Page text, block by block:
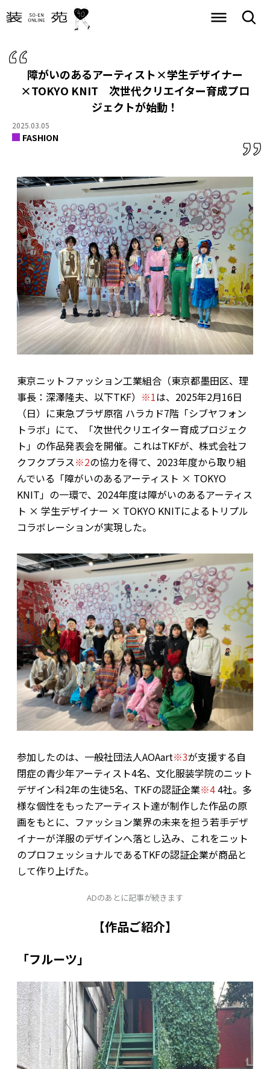
障がいのあるアーティスト×学生デザイナー
×TOKYO KNIT 次世代クリエイター育成プロ
ジェクトが始動！
2025.03.05
FASHION
東京ニットファッション工業組合（東京都墨田区、理
事長：深澤隆夫、以下TKF） ※1は、2025年2月16日
（日）に東急プラザ原宿 ハラカド7階「シブヤフォン
トラボ」にて、「次世代クリエイター育成プロジェク
ト」の作品発表会を開催。これはTKFが、株式会社フ
クフクプラス※2の協力を得て、2023年度から取り組
んでいる「障がいのあるアーティスト × TOKYO
KNIT」の一環で、2024年度は障がいのあるアーティス
ト × 学生デザイナー × TOKYO KNITによるトリプル
コラボレーションが実現した。
参加したのは、​​一般社団法人AOAart※3が支援する自
閉症の青少年アーティスト4名、文化服装学院のニット
デザイン科2年の生徒5名、TKFの認証企業※44社。多
様な個性をもったアーティスト達が制作した作品の原
画をもとに、ファッション業界の未来を担う若手デザ
イナーが洋服のデザインへ落とし込み、これをニット
のプロフェッショナルであるTKFの認証企業が商品と
して作り上げた。
ADのあとに記事が続きます
【作品ご紹介】
「フルーツ」